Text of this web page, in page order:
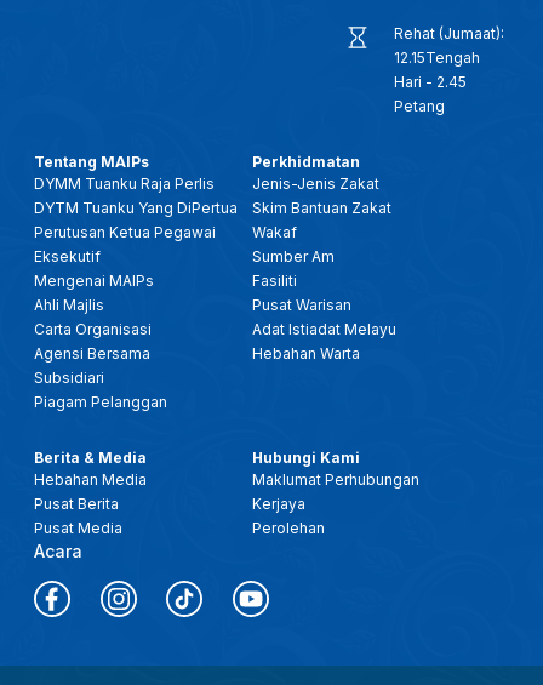
Rehat (Jumaat):
12.15Tengah
Hari - 2.45
Petang
Tentang MAIPs
DYMM Tuanku Raja Perlis
DYTM Tuanku Yang DiPertua
Perutusan Ketua Pegawai
Eksekutif
Mengenai MAIPs
Ahli Majlis
Carta Organisasi
Agensi Bersama
Subsidiari
Piagam Pelanggan
Perkhidmatan
Jenis-Jenis Zakat
Skim Bantuan Zakat
Wakaf
Sumber Am
Fasiliti
Pusat Warisan
Adat Istiadat Melayu
Hebahan Warta
Berita & Media
Hebahan Media
Pusat Berita
Pusat Media
Acara
Hubungi Kami
Maklumat Perhubungan
Kerjaya
Perolehan